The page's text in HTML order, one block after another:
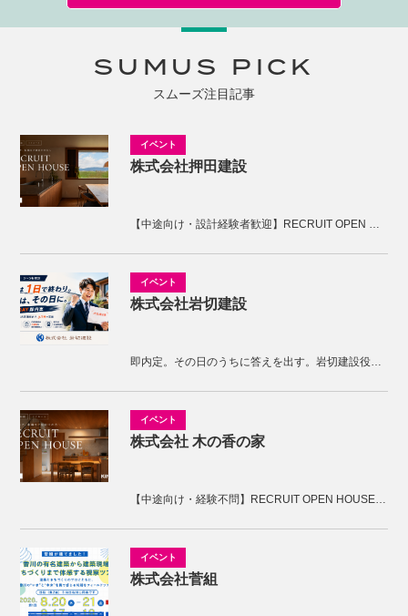
SUMUS PICK
スムーズ注目記事
株式会社押田建設
【中途向け・設計経験者歓迎】RECRUIT OPEN HOUSE開催！KNOTの家づくりを体感しませんか。
株式会社岩切建設
即内定。その日のうちに答えを出す。岩切建設役員面接
株式会社 木の香の家
【中途向け・経験不問】RECRUIT OPEN HOUSE開催！木の香の家の家づくりを体感しませんか。
株式会社菅組